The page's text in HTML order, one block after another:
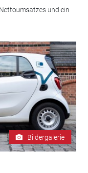
und ein
Bildergalerie